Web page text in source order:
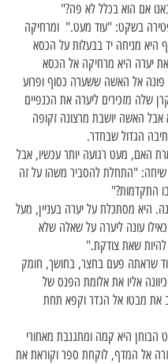
אם הוא בכלל לא פה?"
בשקט: "עוד מעט." ומרחיקה
מניחה יד בבעלות על הכסא
יערה היא מרחיקה אל הכסא
פונה אל האשה ששערה כסוף ופרוע
שלה מזכירים ליערה את הכנפיים
האשה יושבת מרצונה זקופה
הגדול שבחדר.
האם, מעט רגועה יותר עכשיו, אבל
שיחה: "התחלת להסביר משהו על זה
התקדמות?"
היא מסתכלת על יערה בעניין, מעל
עונה ליערה על שאלה שלא
שאת צודקת."
שראתה פעם בחצר, בחושך, חומק
אליו את אלומת הפנס של
את מבטו אל הגדר וקפא תחת
הבוחן היא קמה ומתגנבת מאחורי
אל המדף, לוקחת ספר וקוראת את